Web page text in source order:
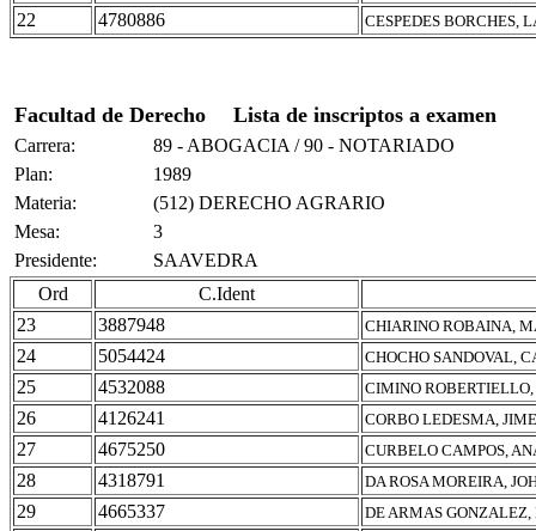
22 4780886 CESPEDES BORCHES,
Facultad de Derecho Lista de inscriptos a examen
Carrera:
89 - ABOGACIA / 90 - NOTARIADO
Plan:
1989
Materia:
(512) DERECHO AGRARIO
Mesa:
3
Presidente:
SAAVEDRA
Ord
C.Ident
23
3887948 CHIARINO ROBAINA,
24 5054424 CHOCHO SANDOVAL,
25 4532088 CIMINO
26 4126241 CORBO LEDESMA,
27 4675250 CURBELO CAMPOS,
28 4318791 DA ROSA MOREIRA,
29 4665337 DE ARMAS